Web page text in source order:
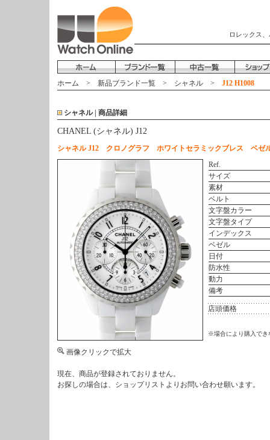
ロレックス
ホーム > 新品ブランド一覧 > シャネル > J12 H1008
シャネル | 商品詳細
CHANEL (シャネル) J12
シャネル J12 クロノグラフ ホワイトセラミックブレス ベゼ
画像クリックで拡大
Ref.
サイズ
素材
ベルト
文字盤カラー
文字盤タイプ
インデックス
ベゼル
日付
防水性
動力
備考
店頭価格
※場合により購入でき
現在、商品が登録されておりません。
お探しの場合は、 ショップリスト よりお問い合わせ願います。